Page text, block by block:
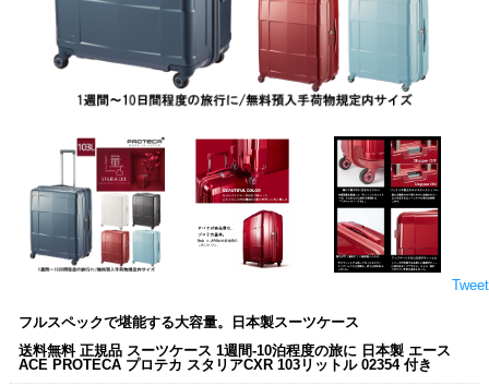
Tweet
フルスペックで堪能する大容量。日本製スーツケース
送料無料 正規品 スーツケース 1週間-10泊程度の旅に 日本製 エース
ACE PROTECA プロテカ スタリアCXR 103リットル 02354 付き